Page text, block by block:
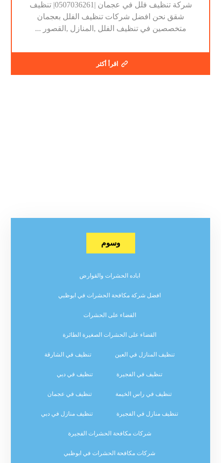
شركة تنظيف فلل في عجمان |0507036261| تنظيف
شقق نحن افضل شركات تنظيف الفلل بعجمان
متخصصين في تنظيف الفلل ,المنازل ,القصور ...
اقرأ أكثر
وسوم
اباده الحشرات والقوارض
افضل شركة مكافحة الحشرات في ابوظبي
القضاء على الحشرات
القضاء على الحشرات الصغيرة الطائرة
تنظيف المنازل في العين تنظيف في الشارقة
تنظيف في الفجيرة تنظيف في دبي
تنظيف في راس الخيمة تنظيف في عجمان
تنظيف منازل في الفجيرة تنظيف منازل في دبي
شركات مكافحة الحشرات الفجيرة
شركات مكافحة الحشرات في ابوظبي